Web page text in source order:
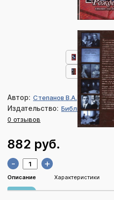
Автор: Степанов В.А.
Издательство: Библия для всех
0 отзывов
882 руб.
- +
Описание Характеристики